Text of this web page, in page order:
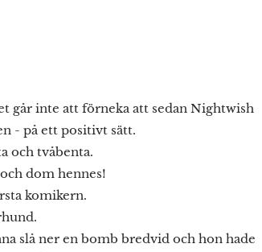
går inte att förneka att sedan Nightwish
- på ett positivt sätt.
och tvåbenta.
dom hennes!
komikern.
slå ner en bomb bredvid och hon hade